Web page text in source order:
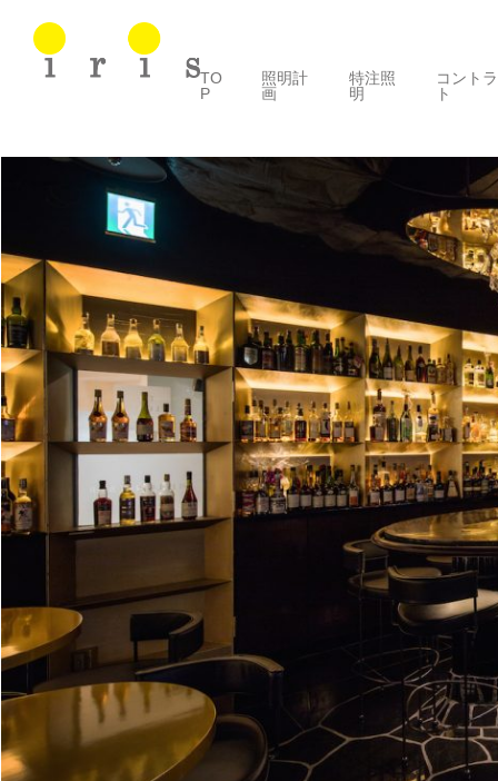
TO
P
照明計
画
特注照
明
コント
ト